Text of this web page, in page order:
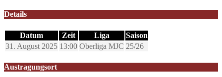
Details
Datum Zeit Liga
Saison
31. August 2025 13:00 Oberliga MJC 25/26
Austragungsort